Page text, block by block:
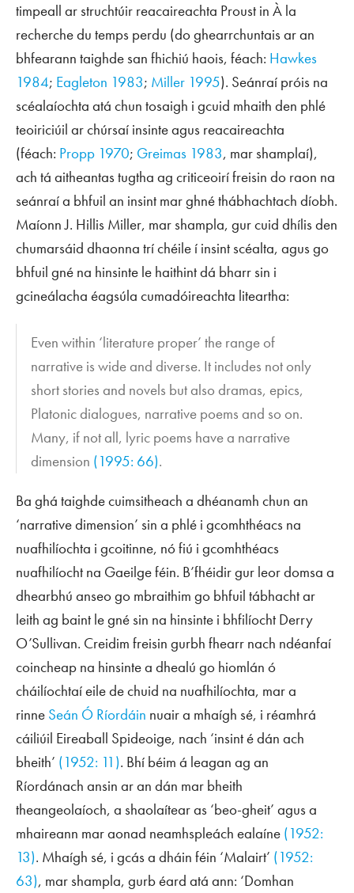
timpeall ar struchtúir reacaireachta Proust in À la
recherche du temps perdu (do ghearrchuntais ar an
bhfearann taighde san fhichiú haois, féach: Hawkes
1984; Eagleton 1983; Miller 1995). Seánraí próis na
scéalaíochta atá chun tosaigh i gcuid mhaith den phlé
teoiriciúil ar chúrsaí insinte agus reacaireachta
(féach: Propp 1970; Greimas 1983, mar shamplaí),
ach tá aitheantas tugtha ag criticeoirí freisin do raon na
seánraí a bhfuil an insint mar ghné thábhachtach díobh.
Maíonn J. Hillis Miller, mar shampla, gur cuid dhílis den
chumarsáid dhaonna trí chéile í insint scéalta, agus go
bhfuil gné na hinsinte le haithint dá bharr sin i
gcineálacha éagsúla cumadóireachta liteartha:
Even within ‘literature proper’ the range of
narrative is wide and diverse. It includes not only
short stories and novels but also dramas, epics,
Platonic dialogues, narrative poems and so on.
Many, if not all, lyric poems have a narrative
dimension (1995: 66).
Ba ghá taighde cuimsitheach a dhéanamh chun an
‘narrative dimension’ sin a phlé i gcomhthéacs na
nuafhilíochta i gcoitinne, nó fiú i gcomhthéacs
nuafhilíocht na Gaeilge féin. B’fhéidir gur leor domsa a
dhearbhú anseo go mbraithim go bhfuil tábhacht ar
leith ag baint le gné sin na hinsinte i bhfilíocht Derry
O’Sullivan. Creidim freisin gurbh fhearr nach ndéanfaí
coincheap na hinsinte a dhealú go hiomlán ó
cháilíochtaí eile de chuid na nuafhilíochta, mar a
rinne Seán Ó Ríordáin nuair a mhaígh sé, i réamhrá
cáiliúil Eireaball Spideoige, nach ‘insint é dán ach
bheith’ (1952: 11). Bhí béim á leagan ag an
Ríordánach ansin ar an dán mar bheith
theangeolaíoch, a shaolaítear as ‘beo-gheit’ agus a
mhaireann mar aonad neamhspleách ealaíne (1952:
13). Mhaígh sé, i gcás a dháin féin ‘Malairt’ (1952:
63), mar shampla, gurb éard atá ann: ‘Domhan